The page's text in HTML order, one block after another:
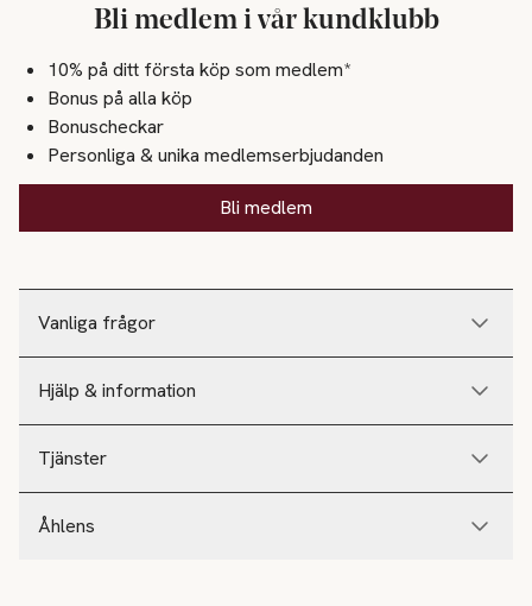
Vanliga frågor
Hjälp & information
Tjänster
Åhlens
Bli medlem i vår kundklubb
10% på ditt första köp som medlem*
Bonus på alla köp
Bonuscheckar
Personliga & unika medlemserbjudanden
Bli medlem